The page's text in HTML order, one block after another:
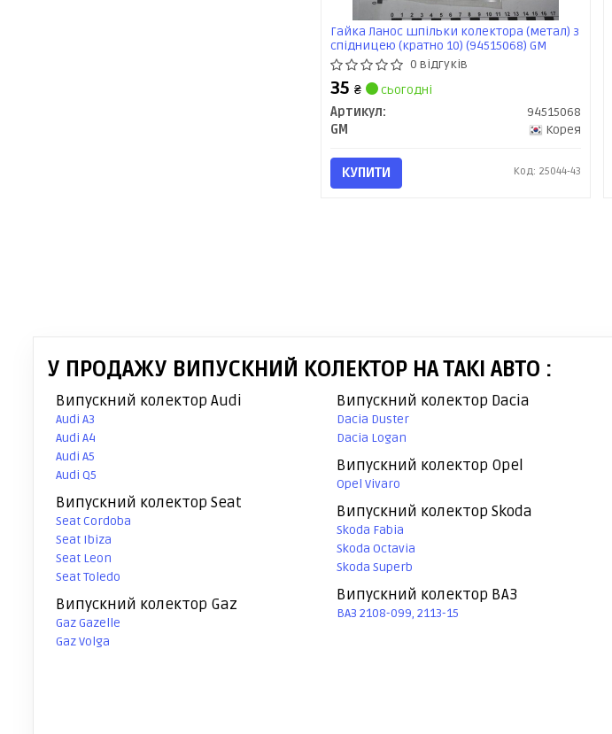
Гайка Ланос шпільки колектора (метал) з
спідницею (кратно 10) (94515068) GM
0 відгуків
35 ₴
сьогодні
Артикул:
94515068
GM
Корея
КУПИТИ Код: 25044-43
У ПРОДАЖУ ВИПУСКНИЙ КОЛЕКТОР НА ТАКІ АВТО :
Випускний колектор Audi
Audi A3
Audi A4
Audi A5
Audi Q5
Випускний колектор Dacia
Dacia Duster
Dacia Logan
Випускний колектор Opel
Opel Vivaro
Випускний колектор Seat
Seat Cordoba
Seat Ibiza
Seat Leon
Seat Toledo
Випускний колектор Skoda
Skoda Fabia
Skoda Octavia
Skoda Superb
Випускний колектор ВАЗ
ВАЗ 2108-099, 2113-15
Випускний колектор Gaz
Gaz Gazelle
Gaz Volga